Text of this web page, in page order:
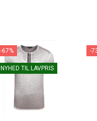
-67%
NYHED TIL LAVPRIS
-